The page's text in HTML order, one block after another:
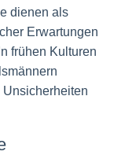
dienen als
Erwartungen
frühen Kulturen
Unsicherheiten